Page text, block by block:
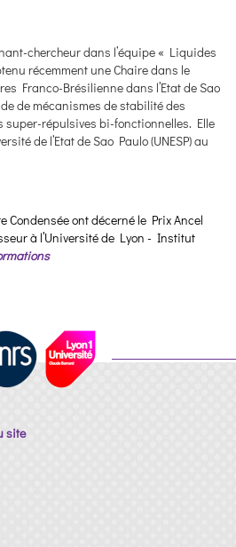
chercheur dans l’équipe « Liquides
récemment une Chaire dans le
Franco-Brésilienne dans l’Etat de Sao
de mécanismes de stabilité des
super-répulsives bi-fonctionnelles. Elle
de l’Etat de Sao Paulo (UNESP) au
Condensée ont décerné le Prix Ancel
à l’Université de Lyon - Institut
site